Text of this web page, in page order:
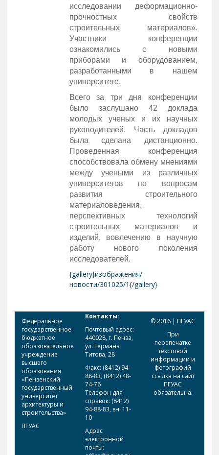
исследовании деформационно-
прочностных свойств
строительных материалов».
Участники конференции
ознакомились с новыми
приборами и оборудованием,
разработанными в нашем
университете.
Всего за три дня конференции
было заслушано 42 доклада
молодых ученых и их научных
руководителей. Часть докладов
была сделана дистанционно.
Проведенная конференция
способствовала обмену мнениями
между учеными из различных
университетов по вопросам
развития строительного
материаловедения,
перспективных технологий
строительных материалов и
изделий, вовлечению в научную
работу нового поколения
исследователей.
{gallery}изображения/
новости/301025/1{/gallery}
Федеральное
государственное
бюджетное
образовательное
учреждение
высшего
образования
«Пензенский
государственный
университет
архитектуры и
строительства»
ПГУАС
Контакты:
Почтовый адрес:
440028, г. Пенза,
ул. Германа
Титова, 28
Факс: (8412) 94-
88-83, (8412) 48-
74-76
Телефон для
справок: (8412)
94-88-83, вн. 11-
10
Адрес
электронной
почты:
© 2016 | ПГУАС
При
перепечатке
текстовой
информации и
фотографий
ссылка на сайт
ПГУАС
обязательна.